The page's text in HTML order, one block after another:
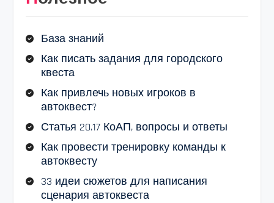
База знаний
Как писать задания для городского
квеста
Как привлечь новых игроков в
автоквест?
Статья 20.17 КоАП, вопросы и ответы
Как провести тренировку команды к
автоквесту
33 идеи сюжетов для написания
сценария автоквеста